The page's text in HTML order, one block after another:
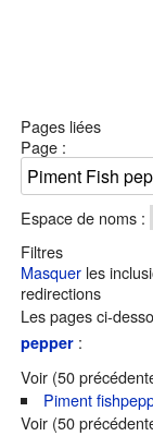
Pages liées
Page :
Espace de noms :
Filtres
Masquer les
redirections
Les pages ci-
pepper :
Voir (50
Piment
Voir (50